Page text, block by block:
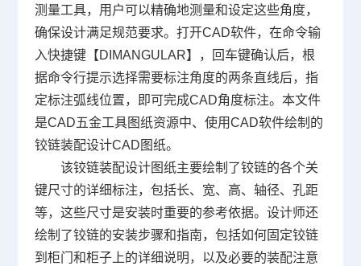
测量工具，用户可以精确地测量和设定这些角度，
确保设计满足规范要求。打开CAD软件，在命令输
入快捷键【DIMANGULAR】，回车键确认后，根
据命令行提示选择需要标注角度的两条直线后，指
定标注弧线位置，即可完成CAD角度标注。本文件
是CAD五金工具图纸资源中、使用CAD软件绘制的
铰链装配设计CAD图纸。
该铰链装配设计图纸主要绘制了铰链的各个关
键尺寸的详细标注，包括长、宽、高、轴径、孔距
等，这些尺寸是安装时重要的参考依据。设计师还
绘制了铰链的安装步骤和指南，包括如何固定铰链
到柜门和柜子上的详细说明，以及必要的装配注意